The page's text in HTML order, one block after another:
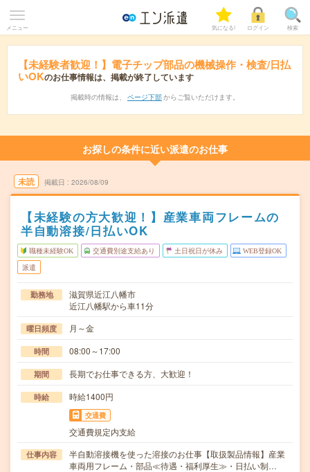
メニュー 気になる! ログイン 検索
【未経験者歓迎！】電子チップ部品の機械操作・検査/日払
いOKのお仕事情報は、掲載が終了しています
掲載時の情報は、 ページ下部 からご覧いただけます。
お探しの条件に近い派遣のお仕事
未読 掲載日 2026/08/09
【未経験の方大歓迎！】産業車両フレームの
半自動溶接/日払いOK
職種未経験OK 交通費別途支給あり 土日祝日が休み WEB登録OK
派遣
勤務地
滋賀県近江八幡市
近江八幡駅から車11分
曜日頻度 月～金
時間 08:00～17:00
期間 長期でお仕事できる方、大歓迎！
時給 時給1400円
交通費
交通費規定内支給
仕事内容
半自動溶接機を使った溶接のお仕事【取扱製品情報】産業
車両用フレーム・部品≪待遇・福利厚生≫・日払い制…